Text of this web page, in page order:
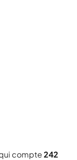
compte242